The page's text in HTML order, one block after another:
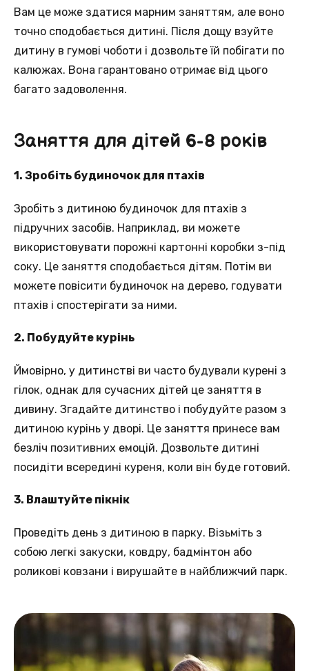
Вам це може здатися марним заняттям, але воно
точно сподобається дитині. Після дощу взуйте
дитину в гумові чоботи і дозвольте їй побігати по
калюжах. Вона гарантовано отримає від цього
багато задоволення.
Заняття для дітей 6-8 років
1. Зробіть будиночок для птахів
Зробіть з дитиною будиночок для птахів з
підручних засобів. Наприклад, ви можете
використовувати порожні картонні коробки з-під
соку. Це заняття сподобається дітям. Потім ви
можете повісити будиночок на дерево, годувати
птахів і спостерігати за ними.
2. Побудуйте курінь
Ймовірно, у дитинстві ви часто будували курені з
гілок, однак для сучасних дітей це заняття в
дивину. Згадайте дитинство і побудуйте разом з
дитиною курінь у дворі. Це заняття принесе вам
безліч позитивних емоцій. Дозвольте дитині
посидіти всередині куреня, коли він буде готовий.
3. Влаштуйте пікнік
Проведіть день з дитиною в парку. Візьміть з
собою легкі закуски, ковдру, бадмінтон або
роликові ковзани і вирушайте в найближчий парк.